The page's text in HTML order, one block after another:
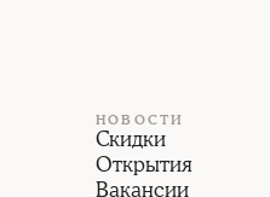
НОВОСТИ
Скидки
Открытия